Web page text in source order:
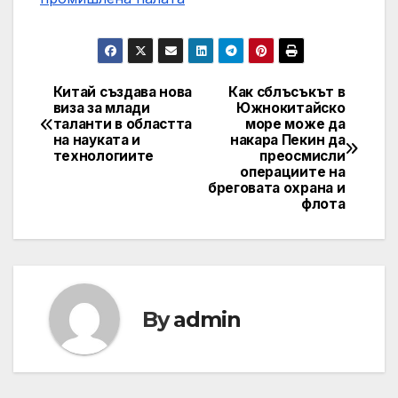
Навигация
Как сблъсъкът в
Южнокитайско
море може да
накара Пекин да
преосмисли
операциите на
бреговата охрана и
флота
Китай създава нова
виза за млади
таланти в областта
на науката и
технологиите
Byadmin